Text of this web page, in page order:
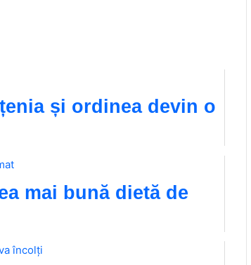
și ordinea devin o
mai bună dietă de